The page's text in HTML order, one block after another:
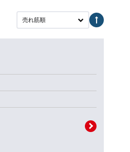
売れ筋順